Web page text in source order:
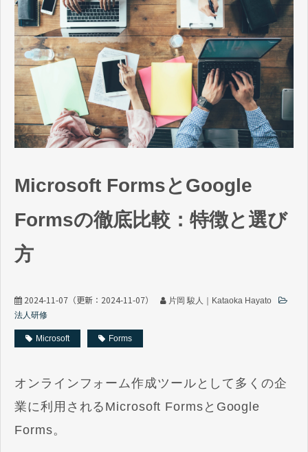
Microsoft FormsとGoogle
Formsの徹底比較：特徴と選び
方
2024-11-07 （更新： 2024-11-07）
片岡 駿人｜Kataoka Hayato
法人研修
Microsoft Forms
オンラインフォーム作成ツールとして多くの企
業に利用されるMicrosoft FormsとGoogle
Forms。